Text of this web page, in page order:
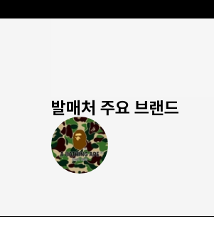
발매처 주요 브랜드